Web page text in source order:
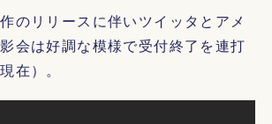
のリリースに伴いツイッタとアメ
会は好調な模様で受付終了を連打
在）。